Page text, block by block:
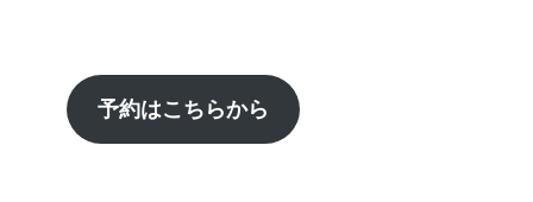
予約はこちらから